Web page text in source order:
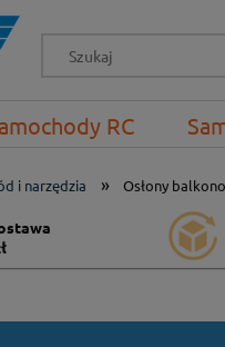
RC
i narzędzia » Osłony